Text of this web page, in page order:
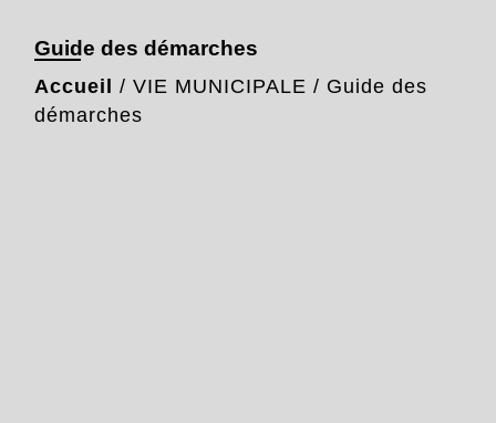
Guide des démarches
Accueil / VIE MUNICIPALE / Guide des
démarches